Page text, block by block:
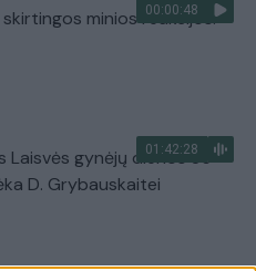
00:00:48
minios reakcijos:
01:42:28
Laisvės gynėjų dienos 35-
D. Grybauskaitei